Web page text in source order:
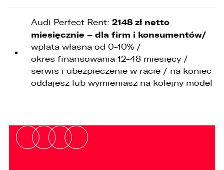
Audi Perfect Rent: 2148 zł netto
miesięcznie – dla firm i konsumentów/
wpłata własna od 0-10% /
okres finansowania 12-48 miesięcy /
serwis i ubezpieczenie w racie / na koniec
oddajesz lub wymieniasz na kolejny model